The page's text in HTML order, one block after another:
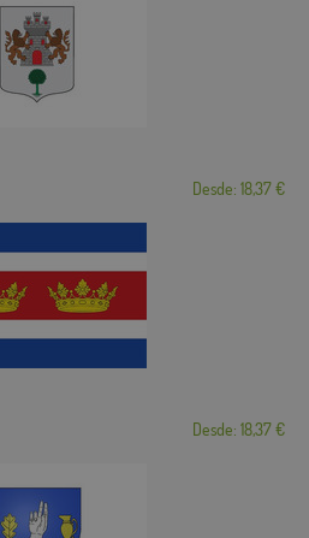
Desde: 18,37 €
Desde: 18,37 €